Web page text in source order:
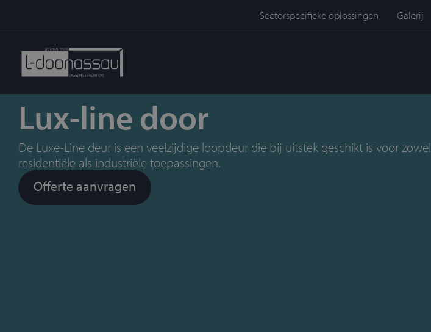
Sectorspecifieke oplossingen Galerij
Lux-line door
De Luxe-Line deur is een veelzijdige loopdeur die bij uitstek geschikt is voor zowel
residentiële als industriële toepassingen.
Offerte aanvragen